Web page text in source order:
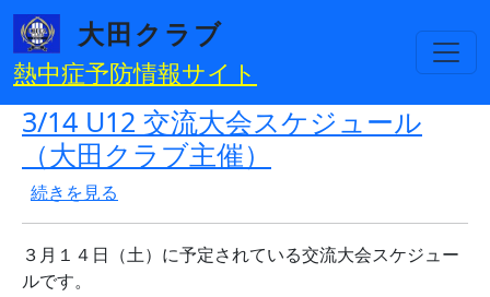
メインコンテンツに移動
大田クラブ
熱中症予防情報サイト
3/14 U12 交流大会スケジュール
（大田クラブ主催）
3/14 U12 交流大会スケジュール（大田クラブ主催） の
続きを見る
３月１４日（土）に予定されている交流大会スケジュー
ルです。